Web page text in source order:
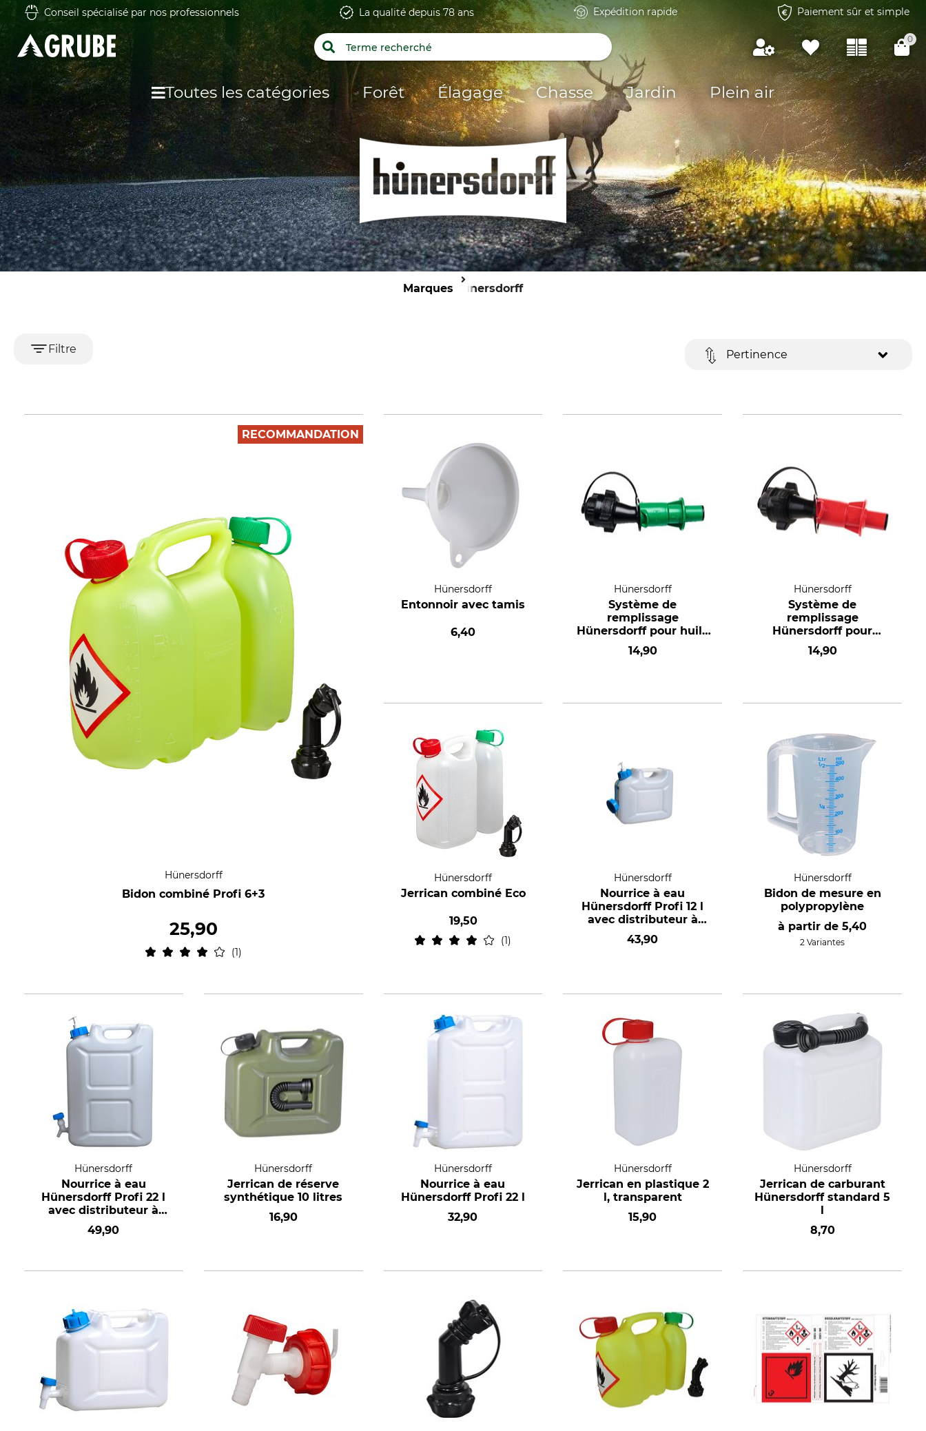
Conseil spécialisé par nos professionnels La qualité depuis 78 ans Expédition rapide Paiement sûr et simple
0
Toutes les catégories Forêt Élagage Chasse Jardin Plein air
Marques Hünersdorff
Filtre Pertinence
RECOMMANDATION
Hünersdorff
Bidon combiné Profi 6+3
25,90
1
Hünersdorff
Entonnoir avec tamis
6,40
Hünersdorff
Système de
remplissage
Hünersdorff pour huile
de chaîne
14,90
Hünersdorff
Système de
remplissage
Hünersdorff pour
carburant
14,90
Hünersdorff
Jerrican combiné Eco
19,50
1
Hünersdorff
Nourrice à eau
Hünersdorff Profi 12 l
avec distributeur à
pompe
43,90
Hünersdorff
Bidon de mesure en
polypropylène
à partir de5,40
2 Variantes
Hünersdorff
Nourrice à eau
Hünersdorff Profi 22 l
avec distributeur à
pompe
49,90
Hünersdorff
Jerrican de réserve
synthétique 10 litres
16,90
Hünersdorff
Nourrice à eau
Hünersdorff Profi 22 l
32,90
Hünersdorff
Jerrican en plastique 2
l, transparent
15,90
Hünersdorff
Jerrican de carburant
Hünersdorff standard 5
l
8,70